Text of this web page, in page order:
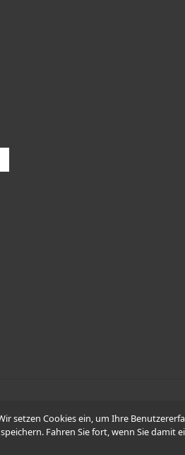
setzen Cookies ein, um Ihre
Fahren Sie fort, wenn Sie damit
WÜDO Motorrad